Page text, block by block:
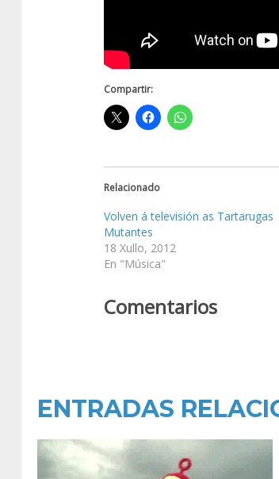
Compartir:
Relacionado
Volven á televisión as Tartarugas
Mutantes
18 Xullo, 2012
En "Música"
Comentarios
ENTRADAS